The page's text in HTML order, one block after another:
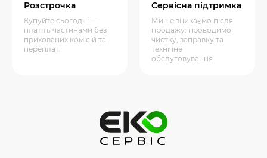
Розстрочка
Купуйте сьогодні —
платіть частинами без
прихованих комісій та
переплат.
Сервісна підтримка
Ми не зникаємо після
продажу: проводимо
чистку, заправку та
технічне
обслуговування